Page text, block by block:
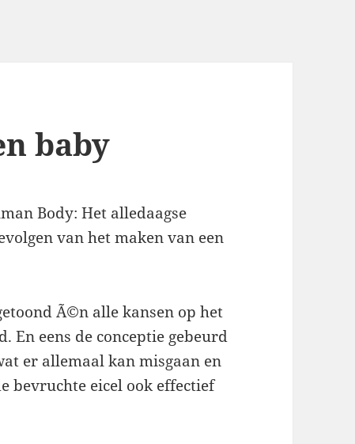
baby
Body: Het alledaagse
van het maken van een
Ã©n alle kansen op het
En eens de conceptie gebeurd
er allemaal kan misgaan en
bevruchte eicel ook effectief